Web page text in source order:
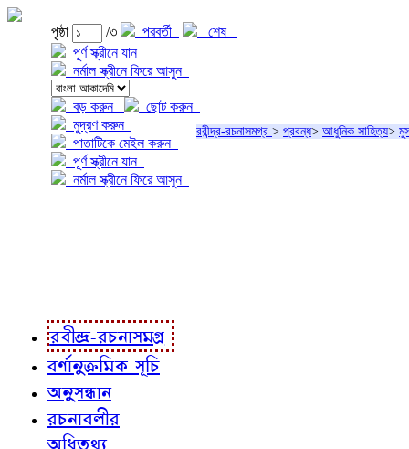
পৃষ্ঠা /৩ পরবর্তী
শেষ
পূর্ণ স্ক্রীনে যান
নর্মাল স্ক্রীনে ফিরে আসুন
বড় করুন
ছোট করুন
মুদ্রণ করুন
পাতাটিকে মেইল করুন
পূর্ণ স্ক্রীনে যান
নর্মাল স্ক্রীনে ফিরে আসুন
রবীন্দ্র-রচনাসমগ্র > প্রবন্ধ> আধুনিক সাহিত্য>
রবীন্দ্র-রচনাসমগ্র
বর্ণানুক্রমিক সূচি
অনুসন্ধান
রচনাবলীর
অধিতথ্য